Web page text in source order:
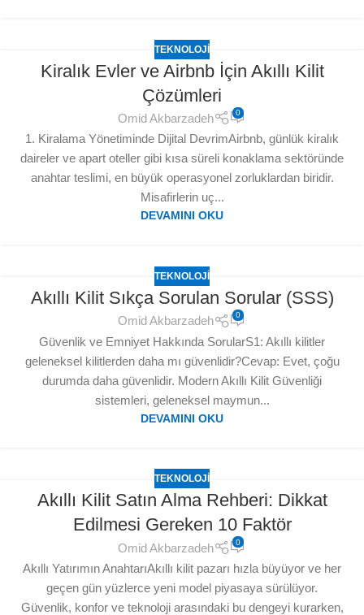
TEKNOLOJI
Kiralık Evler ve Airbnb İçin Akıllı Kilit
Çözümleri
Omid Akbarzadeh 0
1. Kiralama Yönetiminde Dijital DevrimAirbnb, günlük kiralık
daireler ve apart oteller gibi kısa süreli konaklama sektöründe
anahtar teslimi, en büyük operasyonel zorluklardan biridir.
Misafirlerin uç...
DEVAMINI OKU
TEKNOLOJI
Akıllı Kilit Sıkça Sorulan Sorular (SSS)
Omid Akbarzadeh 0
Güvenlik ve Emniyet Hakkında SorularS1: Akıllı kilitler
geleneksel kilitlerden daha mı güvenlidir?Cevap: Evet, çoğu
durumda daha güvenlidir. Modern Akıllı Kilit Güvenliği
sistemleri, geleneksel maymun...
DEVAMINI OKU
TEKNOLOJI
Akıllı Kilit Satın Alma Rehberi: Dikkat
Edilmesi Gereken 10 Faktör
Omid Akbarzadeh 0
Akıllı Yatırımın AnahtarıAkıllı kilit pazarı hızla büyüyor ve her
geçen gün yüzlerce yeni model piyasaya sürülüyor.
Güvenlik, konfor ve teknoloji arasındaki bu dengeyi kurarken,